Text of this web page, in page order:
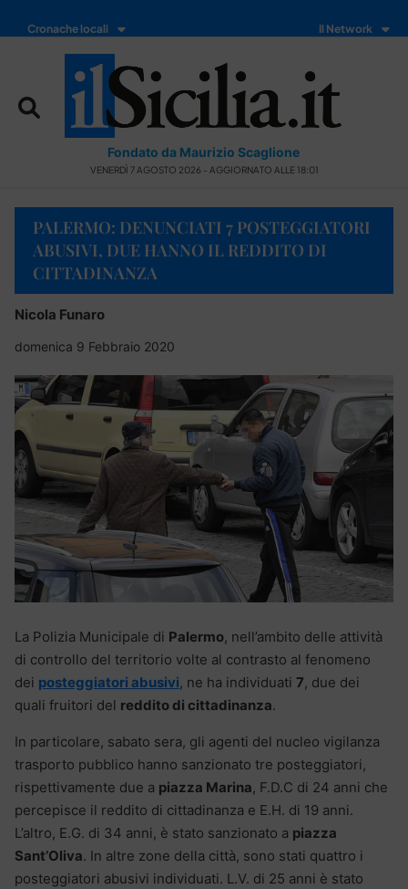
Cronache locali Il Network
Fondato da Maurizio Scaglione
VENERDÌ 7 AGOSTO 2026 - AGGIORNATO ALLE 18:01
PALERMO: DENUNCIATI 7 POSTEGGIATORI
ABUSIVI, DUE HANNO IL REDDITO DI
CITTADINANZA
Nicola Funaro
domenica 9 Febbraio 2020
La Polizia Municipale di Palermo, nell’ambito delle attività
di controllo del territorio volte al contrasto al fenomeno
dei posteggiatori abusivi, ne ha individuati 7, due dei
quali fruitori del reddito di cittadinanza.
In particolare, sabato sera, gli agenti del nucleo vigilanza
trasporto pubblico hanno sanzionato tre posteggiatori,
rispettivamente due a piazza Marina, F.D.C di 24 anni che
percepisce il reddito di cittadinanza e E.H. di 19 anni.
L’altro, E.G. di 34 anni, è stato sanzionato a piazza
Sant’Oliva. In altre zone della città, sono stati quattro i
posteggiatori abusivi individuati. L.V. di 25 anni è stato